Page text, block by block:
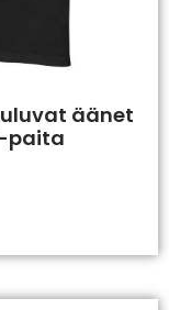
äänet
paita